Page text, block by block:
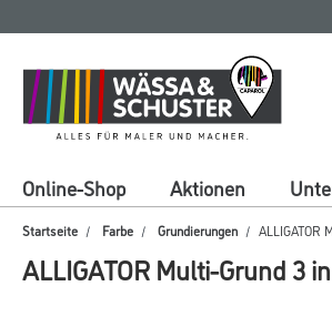
springen
springen
Online-Shop Aktionen
Startseite Farbe Grundierungen ALLIGATOR
ALLIGATOR Multi-Grund 3